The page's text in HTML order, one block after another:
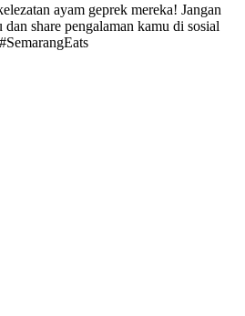
ayam geprek mereka! Jangan
share pengalaman kamu di sosial